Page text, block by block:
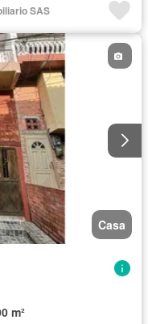
SAS
Casa
m²